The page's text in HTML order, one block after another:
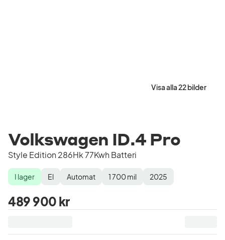
Visa alla 22 bilder
Volkswagen ID.4 Pro
Style Edition 286Hk 77Kwh Batteri
Lagerstatus
I lager
Drivmedel El
Växellåda Automat
Mätarställning 1 700mil
Modellår 2025
489 900 kr